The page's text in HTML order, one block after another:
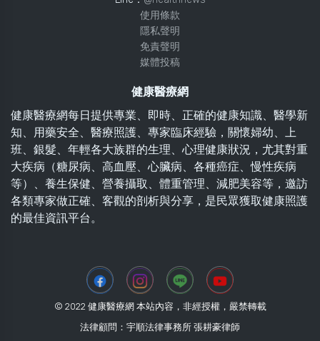
使用條款
隱私聲明
免責聲明
媒體投稿
健康醫療網
健康醫療網每日提供專業、即時、正確的健康知識、醫學新
知、用藥安全、醫療照護、專家臨床經驗，關懷婦幼、上
班、銀髮、年輕各大族群的生理、心理健康狀況，尤其對重
大疾病（糖尿病、高血壓、心臟病、各種癌症、慢性疾病
等）、養生保健、營養攝取、體重管理、減肥美容等，邀訪
各類專家做正確、客觀的剖析與分享，是民眾獲取健康照護
的最佳資訊平台。
© 2022 健康醫療網 本站內容，非經授權，嚴禁轉載
法律顧問：宇順法律事務所 張耕豪律師